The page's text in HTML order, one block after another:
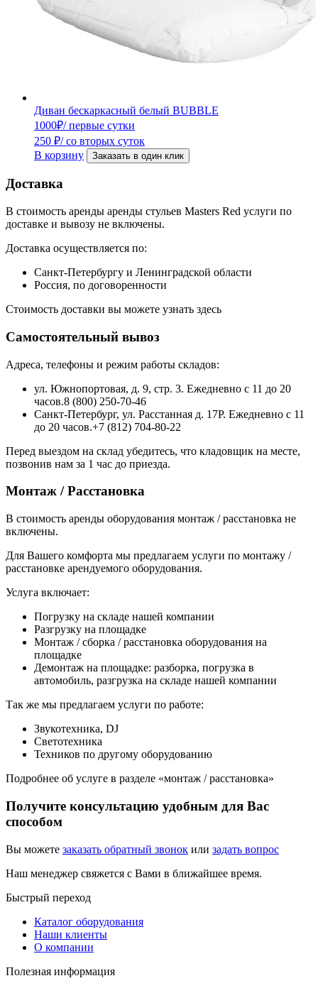
Диван бескаркасный белый BUBBLE
1000₽/ первые сутки
250 ₽/ со вторых суток
В корзину
Заказать в один клик
Доставка
В стоимость аренды аренды стульев Masters Red услуги по
доставке и вывозу не включены.
Доставка осуществляется по:
Санкт-Петербургу и Ленинградской области
Россия, по договоренности
Стоимость доставки вы можете узнать здесь
Самостоятельный вывоз
Адреса, телефоны и режим работы складов:
ул. Южнопортовая, д. 9, стр. 3. Ежедневно с 11 до 20
часов.8 (800) 250-70-46
Санкт-Петербург, ул. Расстанная д. 17Р. Ежедневно с 11
до 20 часов.+7 (812) 704-80-22
Перед выездом на склад убедитесь, что кладовщик на месте,
позвонив нам за 1 час до приезда.
Монтаж / Расстановка
В стоимость аренды оборудования монтаж / расстановка не
включены.
Для Вашего комфорта мы предлагаем услуги по монтажу /
расстановке арендуемого оборудования.
Услуга включает:
Погрузку на складе нашей компании
Разгрузку на площадке
Монтаж / сборка / расстановка оборудования на
площадке
Демонтаж на площадке: разборка, погрузка в
автомобиль, разгрузка на складе нашей компании
Так же мы предлагаем услуги по работе:
Звукотехника, DJ
Светотехника
Техников по другому оборудованию
Подробнее об услуге в разделе «монтаж / расстановка»
Получите консультацию удобным для Вас
способом
Вы можете заказать обратный звонок или задать вопрос
Наш менеджер свяжется с Вами в ближайшее время.
Быстрый переход
Каталог оборудования
Наши клиенты
О компании
Полезная информация